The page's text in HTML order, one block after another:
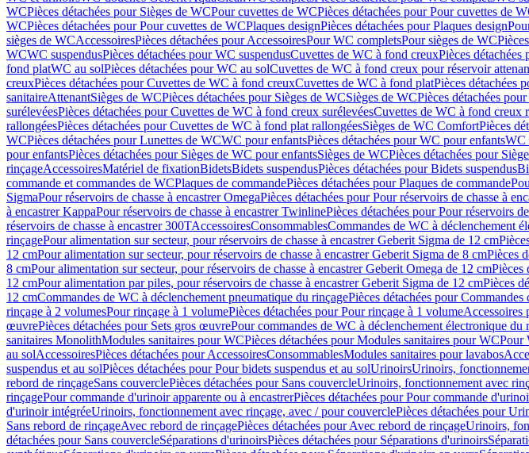
WCPièces détachées pour Sièges de WCPour cuvettes de WCPièces détachées pour Pour cuvettes de
WCPièces détachées pour Pour cuvettes de WCPlaques designPièces détachées pour Plaques design
sièges de WCAccessoiresPièces détachées pour AccessoiresPour WC completsPour sièges de WC
WCWC suspendusPièces détachées pour WC suspendusCuvettes de WC à fond creuxPièces
fond platWC au solPièces détachées pour WC au solCuvettes de WC à fond creux pour réservoir
creuxPièces détachées pour Cuvettes de WC à fond creuxCuvettes de WC à fond platPièces détachées
sanitaireAttenantSièges de WCPièces détachées pour Sièges de WCSièges de WCPièces détachées
surélevéesPièces détachées pour Cuvettes de WC à fond creux surélevéesCuvettes de WC à fond creux
rallongéesPièces détachées pour Cuvettes de WC à fond plat rallongéesSièges de WC ComfortPièces
WCPièces détachées pour Lunettes de WCWC pour enfantsPièces détachées pour WC pour enfantsWC
pour enfantsPièces détachées pour Sièges de WC pour enfantsSièges de WCPièces détachées pour
rinçageAccessoiresMatériel de fixationBidetsBidets suspendusPièces détachées pour Bidets suspendus
commande et commandes de WCPlaques de commandePièces détachées pour Plaques de commande
SigmaPour réservoirs de chasse à encastrer OmegaPièces détachées pour Pour réservoirs de chasse à
à encastrer KappaPour réservoirs de chasse à encastrer TwinlinePièces détachées pour Pour réservoirs
réservoirs de chasse à encastrer 300TAccessoiresConsommablesCommandes de WC à déclenchement
rinçagePour alimentation sur secteur, pour réservoirs de chasse à encastrer Geberit Sigma de 12 cm
12 cmPour alimentation sur secteur, pour réservoirs de chasse à encastrer Geberit Sigma de 8 cmPièces
8 cmPour alimentation sur secteur, pour réservoirs de chasse à encastrer Geberit Omega de 12 cmPièces
12 cmPour alimentation par piles, pour réservoirs de chasse à encastrer Geberit Sigma de 12 cmPièces
12 cmCommandes de WC à déclenchement pneumatique du rinçagePièces détachées pour
rinçage à 2 volumesPour rinçage à 1 volumePièces détachées pour Pour rinçage à 1 volumeAccessoires
œuvrePièces détachées pour Sets gros œuvrePour commandes de WC à déclenchement électronique du
sanitaires MonolithModules sanitaires pour WCPièces détachées pour Modules sanitaires pour WCPour
au solAccessoiresPièces détachées pour AccessoiresConsommablesModules sanitaires pour lavabos
suspendus et au solPièces détachées pour Pour bidets suspendus et au solUrinoirsUrinoirs,
rebord de rinçageSans couverclePièces détachées pour Sans couvercleUrinoirs, fonctionnement avec
rinçagePour commande d'urinoir apparente ou à encastrerPièces détachées pour Pour commande
d'urinoir intégréeUrinoirs, fonctionnement avec rinçage, avec / pour couverclePièces détachées pour
Sans rebord de rinçageAvec rebord de rinçagePièces détachées pour Avec rebord de rinçageUrinoirs,
détachées pour Sans couvercleSéparations d'urinoirsPièces détachées pour Séparations d'urinoirs